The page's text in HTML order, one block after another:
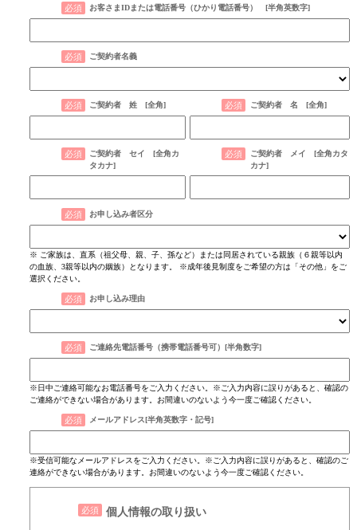
お客さまIDまたは電話番号（ひかり電話番号） [半角英数字]​
ご契約者名義
ご契約者 姓 [全角] ご契約者 名 [全角]
ご契約者 セイ [全角カ
タカナ]
ご契約者 メイ [全角カタ
カナ]
お申し込み者区分
※ ご家族は、直系（祖父母、親、子、孫など）または同居されている親族（６親等以内
の血族、3親等以内の姻族）となります。 ※成年後見制度をご希望の方は「その他」をご
選択ください。
お申し込み理由
ご連絡先電話番号（携帯電話番号可）[半角数字]
※日中ご連絡可能なお電話番号をご入力ください。※ご入力内容に誤りがあると、確認の
ご連絡ができない場合があります。お間違いのないよう今一度ご確認ください。
メールアドレス[半角英数字・記号]​
※受信可能なメールアドレスをご入力ください。※ご入力内容に誤りがあると、確認のご
連絡ができない場合があります。お間違いのないよう今一度ご確認ください。
個人情報の取り扱い